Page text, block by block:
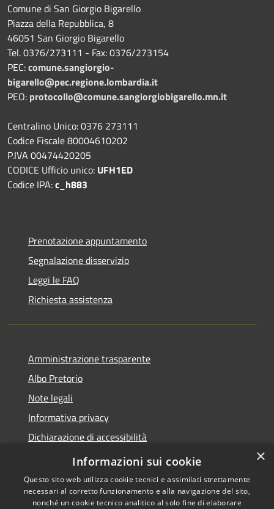
Comune di San Giorgio Bigarello
Piazza della Repubblica, 8
46051 San Giorgio Bigarello
Tel. 0376/273111 - Fax: 0376/273154
PEC:comune.sangiorgio-
bigarello@pec.regione.lombardia.it
PEO: protocollo@comune.sangiorgiobigarello.mn.it
Centralino Unico: 0376 273111
Codice Fiscale 80004610202
P.IVA 00474420205
CODICE Ufficio unico: UFH1ED
Codice IPA:c_h883
Prenotazione appuntamento
Segnalazione disservizio
Leggi le FAQ
Richiesta assistenza
Amministrazione trasparente
Albo Pretorio
Note legali
Informativa privacy
Dichiarazione di accessibilità
Obiettivi di accessibilità
×
Informazioni sui cookie
Questo sito web utilizza cookie tecnici e assimilati strettamente
necessari al corretto funzionamento e alla navigazione del sito,
nonché un cookie tecnico analitico al solo fine di elaborare